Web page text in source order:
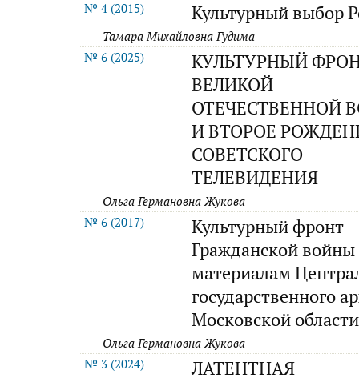
№ 4 (2015)
Культурный выбор
Тамара Михайловна Гудима
№ 6 (2025)
КУЛЬТУРНЫЙ
ВЕЛИКОЙ
ОТЕЧЕСТВЕННОЙ
И ВТОРОЕ
СОВЕТСКОГО
ТЕЛЕВИДЕНИЯ
Ольга Германовна Жукова
№ 6 (2017)
Культурный фронт
Гражданской
материалам
государственного
Московской
Ольга Германовна Жукова
№ 3 (2024)
ЛАТЕНТНАЯ